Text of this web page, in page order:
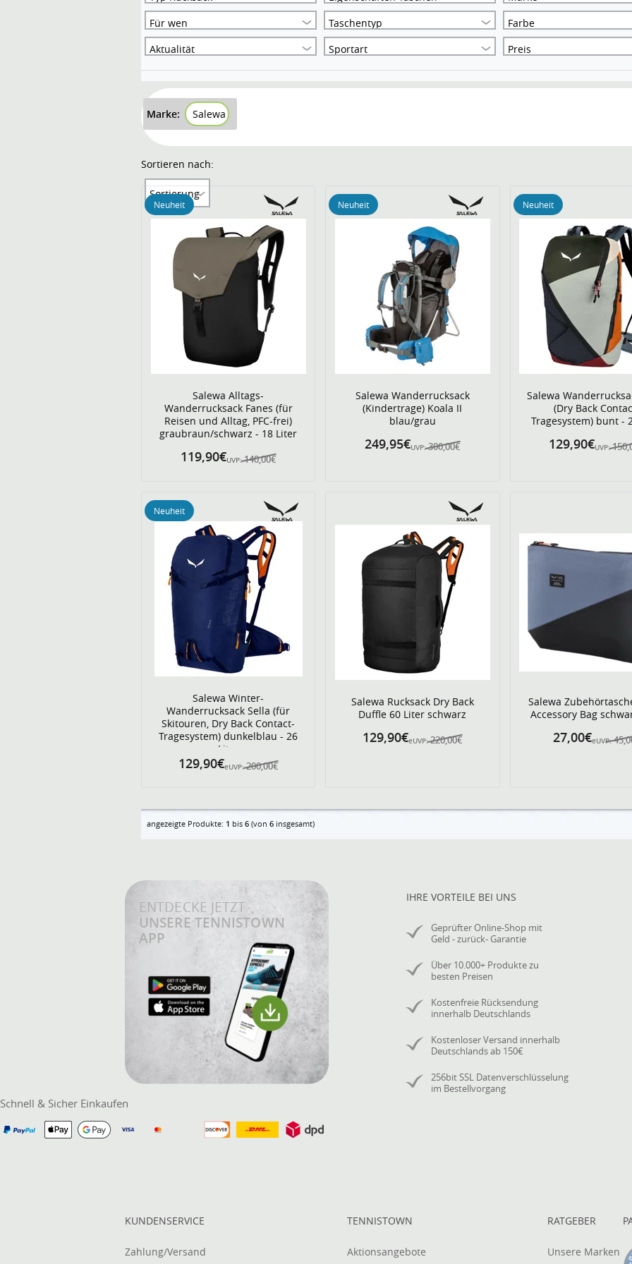
Für wen
Taschentyp
Farbe
Aktualität
Sportart Preis
Marke: Salewa
Sortieren nach:
Sortierung
Salewa Alltags-
Wanderrucksack Fanes (für
Reisen und Alltag, PFC-frei)
graubraun/schwarz - 18 Liter
UVP: 140,00€
119,90€
Neuheit
Salewa Wanderrucksack
(Kindertrage) Koala II
blau/grau
UVP: 300,00€
249,95€
Neuheit
Salewa
(Dry Back
Tragesystem) bunt -
UVP:
129,90€
Neuheit
Salewa Winter-
Wanderrucksack Sella (für
Skitouren, Dry Back Contact-
Tragesystem) dunkelblau - 26
Liter
eUVP: 200,00€
129,90€
Neuheit
Salewa Rucksack Dry Back
Duffle 60 Liter schwarz
eUVP: 220,00€
129,90€
Salewa
Accessory Bag
eUVP:
27,00€
angezeigte Produkte: 1 bis 6 (von 6 insgesamt)
ENTDECKE JETZT
UNSERE TENNISTOWN
APP
IHRE VORTEILE BEI UNS
Geprüfter Online-Shop mit
Geld - zurück- Garantie
Über 10.000+ Produkte zu
besten Preisen
Kostenfreie Rücksendung
innerhalb Deutschlands
Kostenloser Versand innerhalb
Deutschlands ab 150€
256bit SSL Datenverschlüsselung
im Bestellvorgang
Schnell & Sicher Einkaufen
KUNDENSERVICE
Zahlung/Versand
TENNISTOWN
Aktionsangebote
RATGEBER
Unsere Marken